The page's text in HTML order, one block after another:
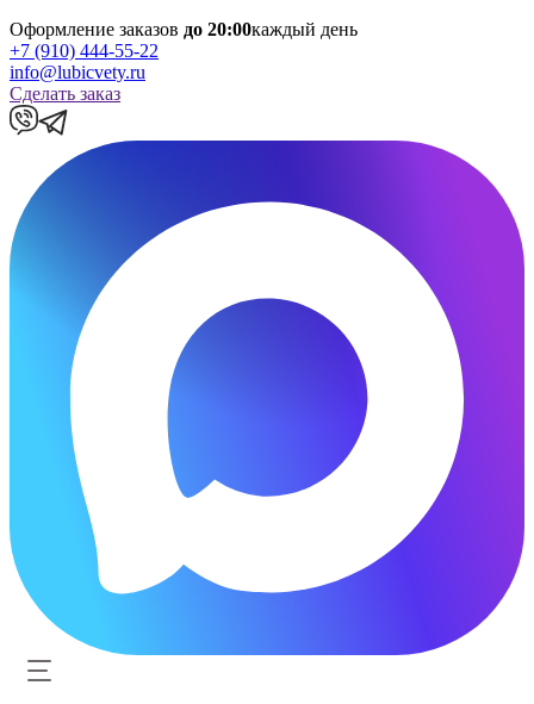
Оформление заказов до 20:00каждый день
+7 (910) 444-55-22
info@lubicvety.ru
Сделать заказ